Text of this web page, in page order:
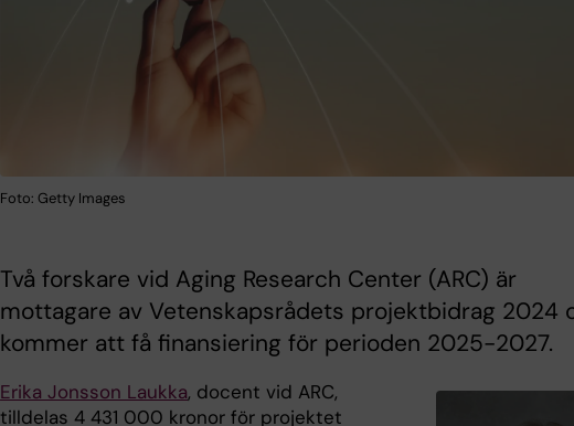
Foto: Getty Images
Två forskare vid Aging Research Center (ARC) är
mottagare av Vetenskapsrådets projektbidrag 2024
kommer att få finansiering för perioden 2025-2027.
Erika Jonsson Laukka, docent vid ARC,
tilldelas 4 431 000 kronor för projektet